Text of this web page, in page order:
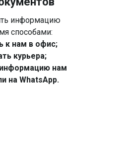
информацию
способами:
к нам в офис;
курьера;
нам
на WhatsApp.